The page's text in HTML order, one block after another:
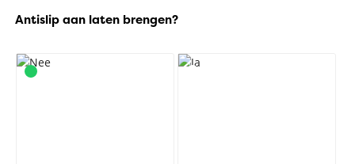
Antislip aan laten brengen?